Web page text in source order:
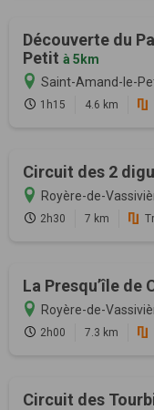
Découverte du
Petit à 5km
Saint-Amand-le-
1h15 4.6 km
Circuit des 2
Royère-de-
2h30 7 km
La Presqu’île de
Royère-de-
2h00 7.3 km
Circuit des